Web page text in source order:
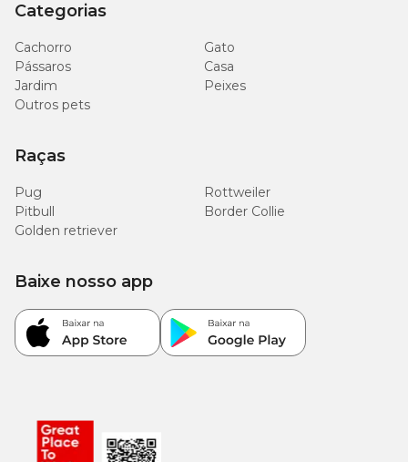
Categorias
Cachorro
Gato
Pássaros
Casa
Jardim
Peixes
Outros pets
Raças
Pug
Rottweiler
Pitbull
Border Collie
Golden retriever
Baixe nosso app